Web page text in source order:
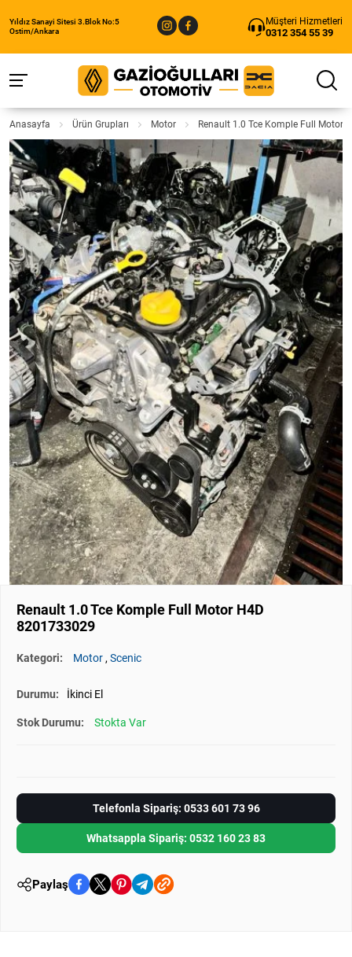
Yıldız Sanayi Sitesi 3.Blok No:5
Ostim/Ankara
Müşteri Hizmetleri
0312 354 55 39
Anasayfa Ürün Grupları Motor Renault 1.0 Tce Komple Full Motor
Renault 1.0 Tce Komple Full Motor H4D
8201733029
Kategori: Motor,Scenic
Durumu: İkinci El
Stok Durumu: Stokta Var
Telefonla Sipariş: 0533 601 73 96
Whatsappla Sipariş: 0532 160 23 83
Paylaş